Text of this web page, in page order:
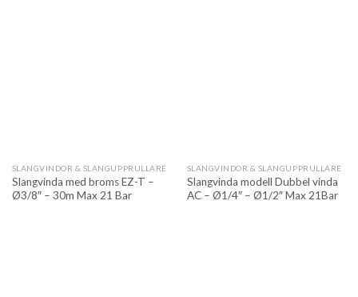
SLANGVINDOR & SLANGUPPRULLARE
Slangvinda med broms EZ-T –
Ø3/8″ – 30m Max 21 Bar
SLANGVINDOR & SLANGUPPRULLARE
Slangvinda modell Dubbel vinda
AC – Ø1/4″ – Ø1/2″ Max 21Bar